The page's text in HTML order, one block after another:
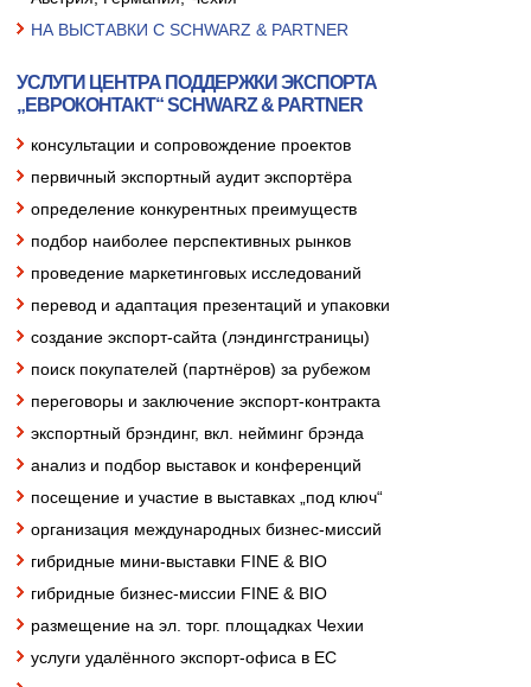
НА ВЫСТАВКИ С SCHWARZ & PARTNER
УСЛУГИ ЦЕНТРА ПОДДЕРЖКИ ЭКСПОРТА
„ЕВРОКОНТАКТ“ SCHWARZ & PARTNER
консультации и сопровождение проектов
первичный экспортный аудит экспортёра
определение конкурентных преимуществ
подбор наиболее перспективных рынков
проведение маркетинговых исследований
перевод и адаптация презентаций и упаковки
создание экспорт-сайта (лэндингстраницы)
поиск покупателей (партнёров) за рубежом
переговоры и заключение экспорт-контракта
экспортный брэндинг, вкл. нейминг брэнда
анализ и подбор выставок и конференций
посещение и участие в выставках „под ключ“
организация международных бизнес-миссий
гибридные мини-выставки FINE & BIO
гибридные бизнес-миссии FINE & BIO
размещение на эл. торг. площадках Чехии
услуги удалённого экспорт-офиса в ЕС